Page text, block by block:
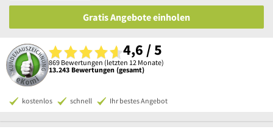
Gratis Angebote einholen
4,6 / 5
869 Bewertungen (letzten 12 Monate)
13.243 Bewertungen (gesamt)
kostenlos schnell Ihr bestes Angebot